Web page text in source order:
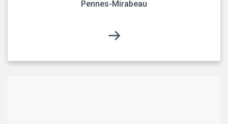
Pennes-Mirabeau